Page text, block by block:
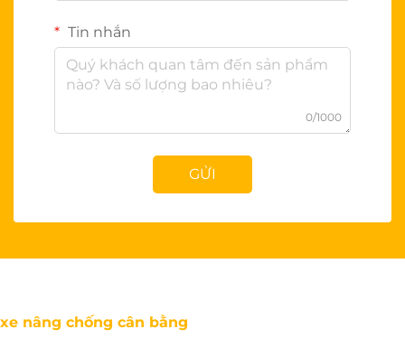
Tin nhắn
0/1000
GỬI
xe nâng chống cân bằng